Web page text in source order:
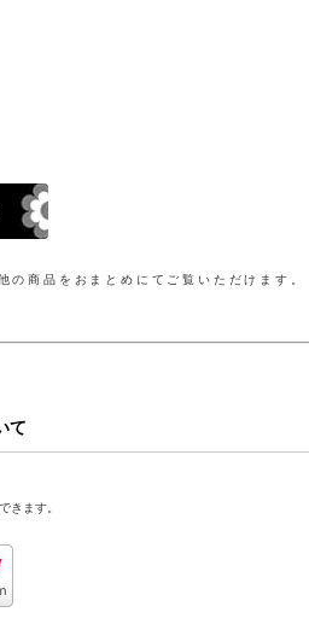
商品をおまとめにてご覧いただけます。
て
きます。